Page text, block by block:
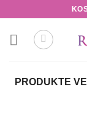
springen
PRODUKTE